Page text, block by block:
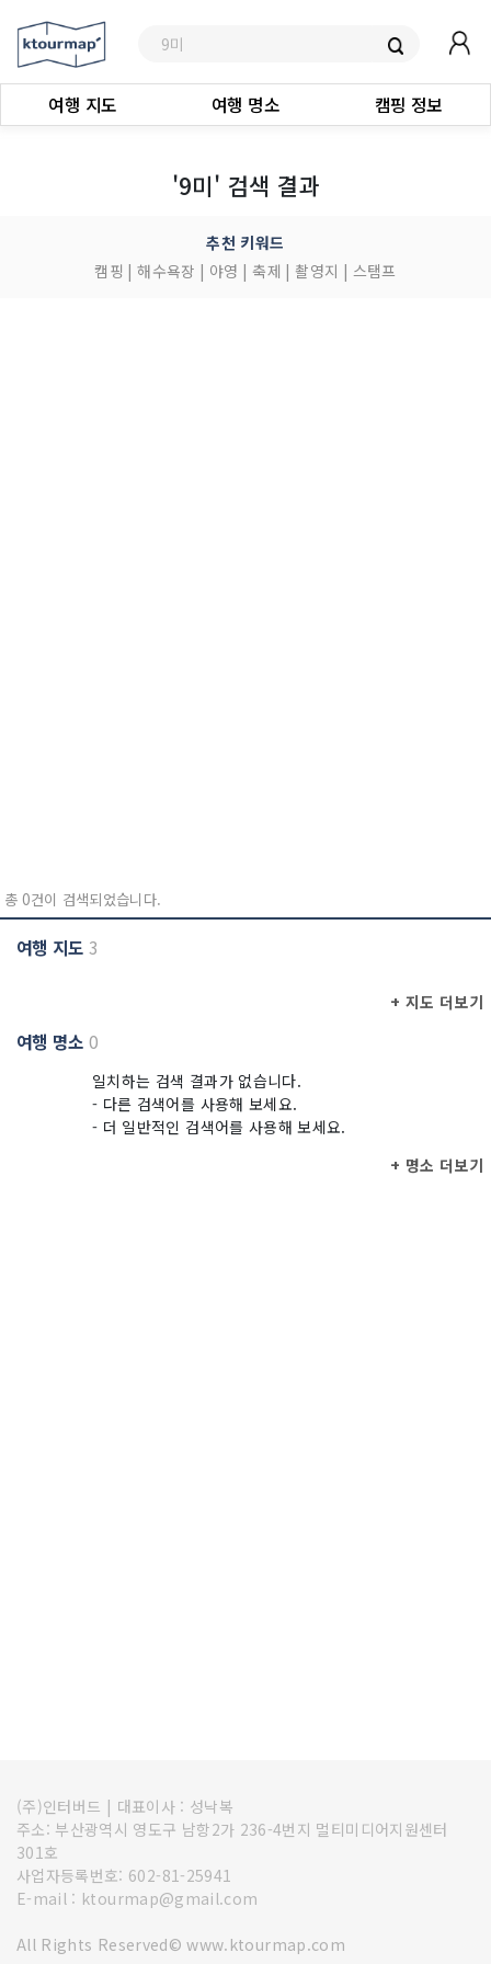
여행 지도 여행 명소 캠핑 정보
'9미' 검색 결과
추천 키워드
캠핑 | 해수욕장 | 야영 | 축제 | 촬영지 | 스탬프
총 0건이 검색되었습니다.
여행 지도3
+ 지도 더보기
여행 명소0
일치하는 검색 결과가 없습니다.
- 다른 검색어를 사용해 보세요.
- 더 일반적인 검색어를 사용해 보세요.
+ 명소 더보기
(주)인터버드 | 대표이사 : 성낙복
주소: 부산광역시 영도구 남항2가 236-4번지 멀티미디어지원센터
301호
사업자등록번호: 602-81-25941
E-mail : ktourmap@gmail.com
All Rights Reserved© www.ktourmap.com